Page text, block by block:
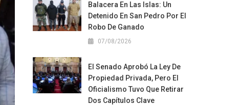
Balacera En Las Islas: Un
Detenido En San Pedro Por El
Robo De Ganado
07/08/2026
El Senado Aprobó La Ley De
Propiedad Privada, Pero El
Oficialismo Tuvo Que Retirar
Dos Capítulos Clave